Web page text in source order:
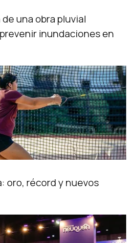
una obra pluvial
inundaciones en
oro, récord y nuevos